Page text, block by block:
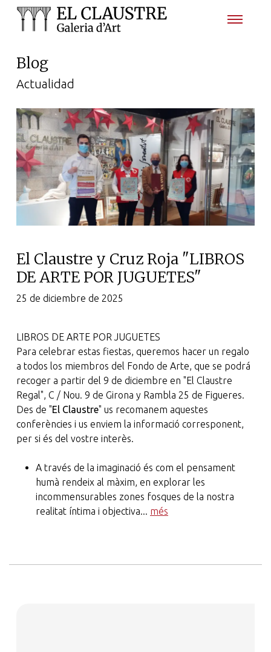
Blog
Actualidad
El Claustre y Cruz Roja "LIBROS
DE ARTE POR JUGUETES"
25 de diciembre de 2025
LIBROS DE ARTE POR JUGUETES
Para celebrar estas fiestas, queremos hacer un regalo
a todos los miembros del Fondo de Arte, que se podrá
recoger a partir del 9 de diciembre en "El Claustre
Regal", C / Nou. 9 de Girona y Rambla 25 de Figueres.
Des de "El Claustre" us recomanem aquestes
conferències i us enviem la informació corresponent,
per si és del vostre interès.
A través de la imaginació és com el pensament
humà rendeix al màxim, en explorar les
incommensurables zones fosques de la nostra
realitat íntima i objectiva... més